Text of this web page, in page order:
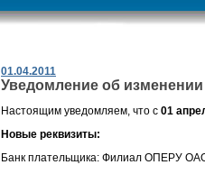
01.04.2011
Уведомление об изменении
Настоящим уведомляем, что c 01
Новые реквизиты:
Банк плательщика: Филиал ОПЕРУ ОАО